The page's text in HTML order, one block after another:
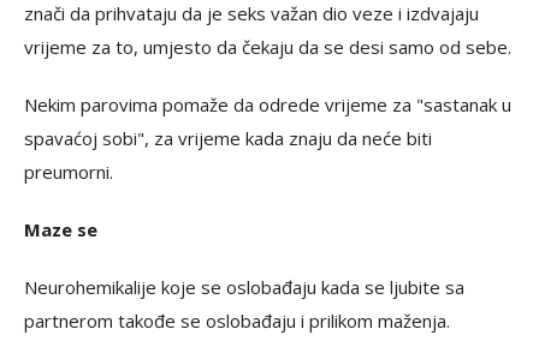
znači da prihvataju da je seks važan dio veze i izdvajaju
vrijeme za to, umjesto da čekaju da se desi samo od sebe.
Nekim parovima pomaže da odrede vrijeme za "sastanak u
spavaćoj sobi", za vrijeme kada znaju da neće biti
preumorni.
Maze se
Neurohemikalije koje se oslobađaju kada se ljubite sa
partnerom takođe se oslobađaju i prilikom maženja.